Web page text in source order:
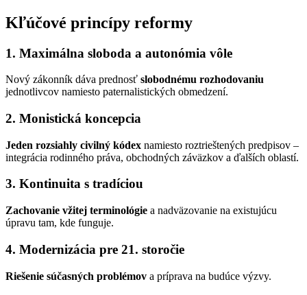
Kľúčové princípy reformy
1. Maximálna sloboda a autonómia vôle
Nový zákonník dáva prednosť slobodnému rozhodovaniu
jednotlivcov namiesto paternalistických obmedzení.
2. Monistická koncepcia
Jeden rozsiahly civilný kódex namiesto roztrieštených predpisov –
integrácia rodinného práva, obchodných záväzkov a ďalších oblastí.
3. Kontinuita s tradíciou
Zachovanie vžitej terminológie a nadväzovanie na existujúcu
úpravu tam, kde funguje.
4. Modernizácia pre 21. storočie
Riešenie súčasných problémov a príprava na budúce výzvy.